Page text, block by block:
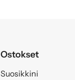
Ostokset
Suosikkini